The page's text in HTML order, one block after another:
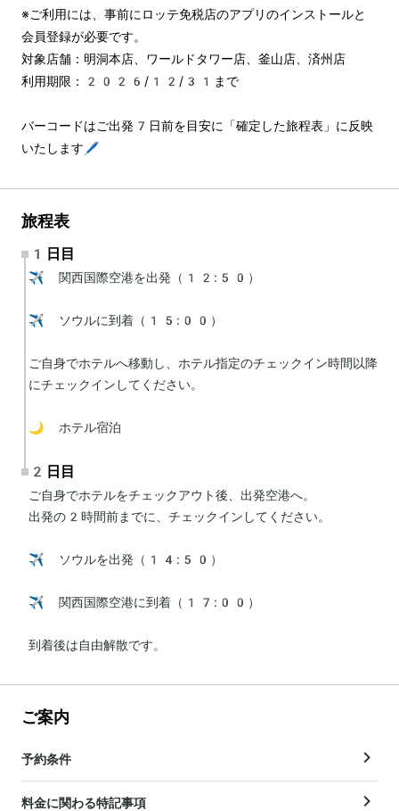
※ご利用には、事前にロッテ免税店のアプリのインストールと
会員登録が必要です。
対象店舗：明洞本店、ワールドタワー店、釜山店、済州店
利用期限：2026/12/31まで
バーコードはご出発7日前を目安に「確定した旅程表」に反映
いたします🖊️
旅程表
1日目
✈️ 関西国際空港を出発（12:50）
✈️ ソウルに到着（15:00）
ご自身でホテルへ移動し、ホテル指定のチェックイン時間以降
にチェックインしてください。
🌙 ホテル宿泊
2日目
ご自身でホテルをチェックアウト後、出発空港へ。
出発の2時間前までに、チェックインしてください。
✈️ ソウルを出発（14:50）
✈️ 関西国際空港に到着（17:00）
到着後は自由解散です。
ご案内
予約条件
料金に関わる特記事項